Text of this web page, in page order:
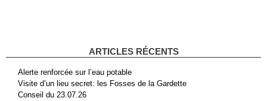
ARTICLES RÉCENTS
Alerte renforcée sur l’eau potable
Visite d’un lieu secret: les Fosses de la Gardette
Conseil du 23.07.26